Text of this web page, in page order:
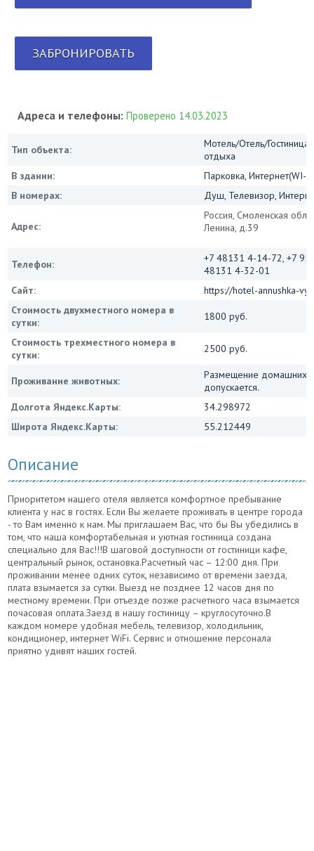
ЗАБРОНИРОВАТЬ
Адреса и телефоны:Проверено 14.03.2023
Тип объекта:
Мотель/Отель/
отдыха
В здании:
Парковка, Интернет(WI-
В номерах:
Душ, Телевизор,
Адрес:
Россия, Смоленская
Ленина, д.39
Телефон:
+7 48131 4-14-72, +7
48131 4-32-01
Сайт:
https://hotel-annushka-
Стоимость двухместного номера в
сутки:
1800 руб.
Стоимость трехместного номера в
сутки:
2500 руб.
Проживание животных:
Размещение домашних
допускается.
Долгота Яндекс.Карты:
34.298972
Широта Яндекс.Карты:
55.212449
Описание
Приоритетом нашего отеля является комфортное пребывание
клиента у нас в гостях. Если Вы желаете проживать в центре города
- то Вам именно к нам. Мы приглашаем Вас, что бы Вы убедились в
том, что наша комфортабельная и уютная гостиница создана
специально для Вас!!!В шаговой доступности от гостиници кафе,
центральный рынок, остановка.Расчетный час – 12:00 дня. При
проживании менее одних суток, независимо от времени заезда,
плата взымается за сутки. Выезд не позднее 12 часов дня по
местному времени. При отъезде позже расчетного часа взымается
почасовая оплата.Заезд в нашу гостиницу – круглосуточно.В
каждом номере удобная мебель, телевизор, холодильник,
кондиционер, интернет WiFi. Сервис и отношение персонала
приятно удивят наших гостей.